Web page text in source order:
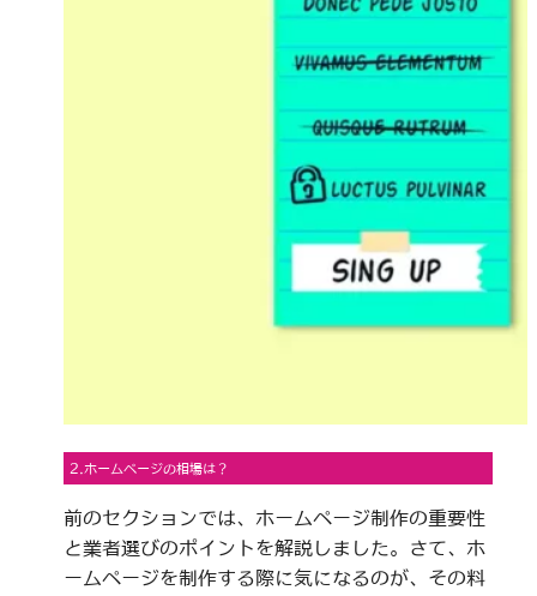
2.ホームページの相場は？
前のセクションでは、ホームページ制作の重要性
と業者選びのポイントを解説しました。さて、ホ
ームページを制作する際に気になるのが、その料